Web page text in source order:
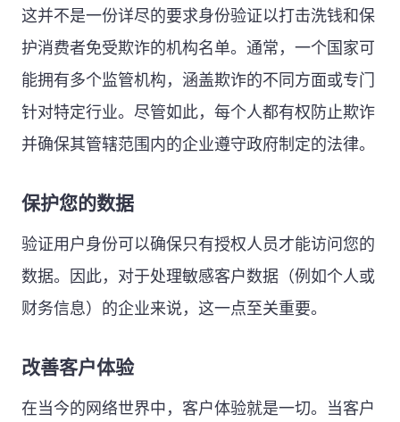
这并不是一份详尽的要求身份验证以打击洗钱和保
护消费者免受欺诈的机构名单。通常，一个国家可
能拥有多个监管机构，涵盖欺诈的不同方面或专门
针对特定行业。尽管如此，每个人都有权防止欺诈
并确保其管辖范围内的企业遵守政府制定的法律。
保护您的数据
验证用户身份可以确保只有授权人员才能访问您的
数据。因此，对于处理敏感客户数据（例如个人或
财务信息）的企业来说，这一点至关重要。
改善客户体验
在当今的网络世界中，客户体验就是一切。当客户